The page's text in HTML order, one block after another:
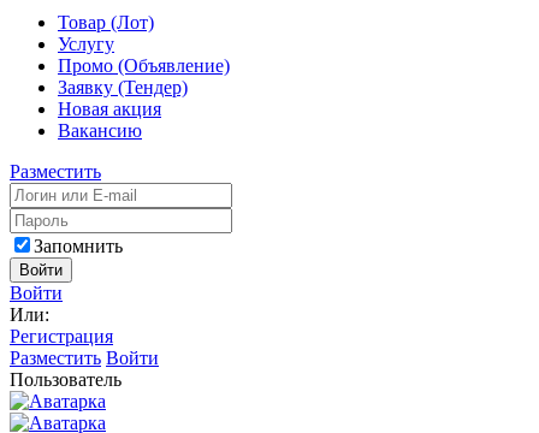
Товар (Лот)
Услугу
Промо (Объявление)
Заявку (Тендер)
Новая акция
Вакансию
Разместить
Запомнить
Войти
Войти
Или:
Регистрация
Разместить Войти
Пользователь